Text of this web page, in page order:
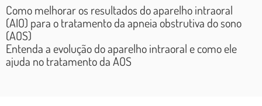
comprometem o sono,
como o ronco, o
bruxismo e a Apneia
Como melhorar os resultados do aparelho intraoral
(AIO) para o tratamento da apneia obstrutiva do sono
(AOS)
Entenda a evolução do aparelho intraoral e como ele
ajuda no tratamento da AOS